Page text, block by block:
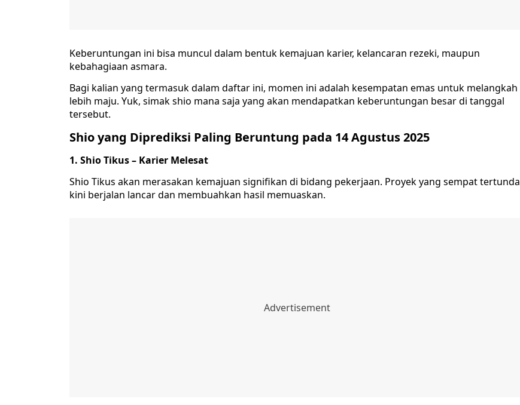
Keberuntungan ini bisa muncul dalam bentuk kemajuan karier, kelancaran rezeki, maupun
kebahagiaan asmara.
Bagi kalian yang termasuk dalam daftar ini, momen ini adalah kesempatan emas untuk melangkah
lebih maju. Yuk, simak shio mana saja yang akan mendapatkan keberuntungan besar di tanggal
tersebut.
Shio yang Diprediksi Paling Beruntung pada 14 Agustus 2025
1. Shio Tikus – Karier Melesat
Shio Tikus akan merasakan kemajuan signifikan di bidang pekerjaan. Proyek yang sempat tertunda
kini berjalan lancar dan membuahkan hasil memuaskan.